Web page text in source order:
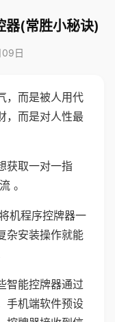
器(常胜小秘诀)
日
，而是被人用代
，而是对人性最
获取一对一指
。
机程序控牌器一
杂安装操作就能
智能控牌器通过
手机端软件预设